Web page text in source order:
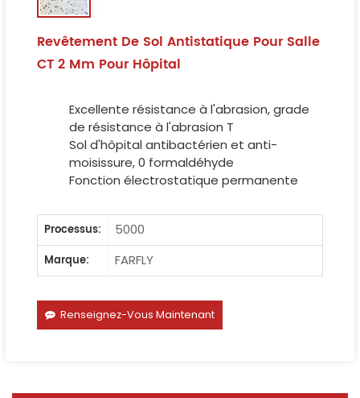
Revêtement De Sol Antistatique Pour Salle
CT 2 Mm Pour Hôpital
Excellente résistance à l'abrasion, grade
de résistance à l'abrasion T
Sol d'hôpital antibactérien et anti-
moisissure, 0 formaldéhyde
Fonction électrostatique permanente
Processus:
5000
Marque:
FARFLY
Renseignez-Vous Maintenant